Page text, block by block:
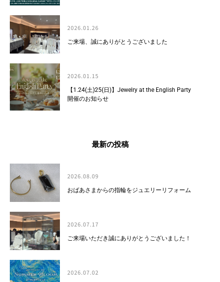
2026.01.26
ご来場、誠にありがとうございました
2026.01.15
【1.24(土)25(日)】Jewelry at the English Party
開催のお知らせ
最新の投稿
2026.08.09
おばあさまからの指輪をジュエリーリフォーム
2026.07.17
ご来場いただき誠にありがとうございました！
2026.07.02